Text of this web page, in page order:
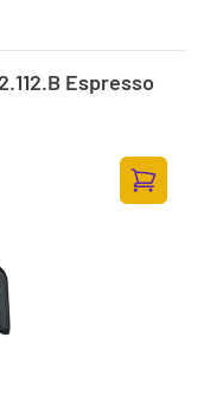
Espresso